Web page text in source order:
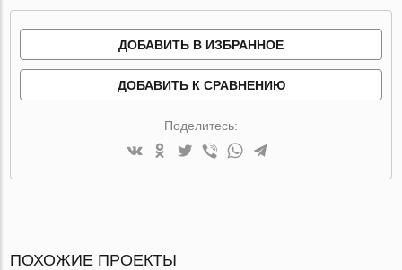
ДОБАВИТЬ В ИЗБРАННОЕ
ДОБАВИТЬ К СРАВНЕНИЮ
Поделитесь:
ПОХОЖИЕ ПРОЕКТЫ